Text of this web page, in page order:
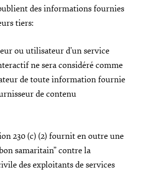
des informations fournies
tiers:
ou utilisateur d’un service
ne sera considéré comme
de toute information fournie
de contenu
230 (c) (2) fournit en outre une
samaritain” contre la
des exploitants de services